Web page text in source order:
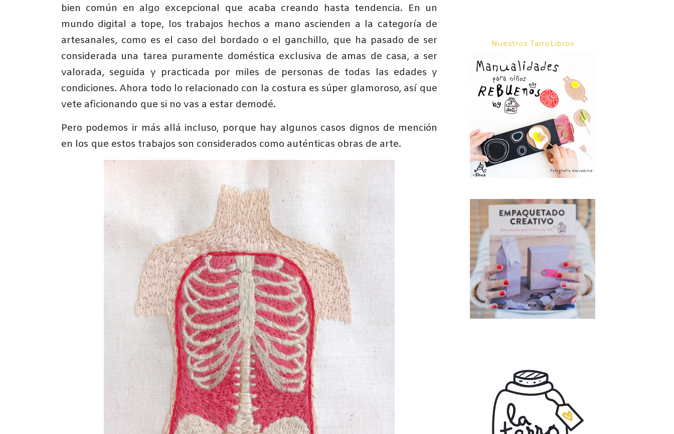
bien común en algo excepcional que acaba creando hasta tendencia. En un
mundo digital a tope, los trabajos hechos a mano ascienden a la categoría de
artesanales, como es el caso del bordado o el ganchillo, que ha pasado de ser
considerada una tarea puramente doméstica exclusiva de amas de casa, a ser
valorada, seguida y practicada por miles de personas de todas las edades y
condiciones. Ahora todo lo relacionado con la costura es súper glamoroso, así que
vete aficionando que si no vas a estar demodé.
Pero podemos ir más allá incluso, porque hay algunos casos dignos de mención
en los que estos trabajos son considerados como auténticas obras de arte.
Nuestros TarroLibros